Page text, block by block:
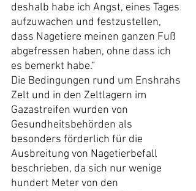
deshalb habe ich Angst, eines Tages
aufzuwachen und festzustellen,
dass Nagetiere meinen ganzen Fuß
abgefressen haben, ohne dass ich
es bemerkt habe.“
Die Bedingungen rund um Enshrahs
Zelt und in den Zeltlagern im
Gazastreifen wurden von
Gesundheitsbehörden als
besonders förderlich für die
Ausbreitung von Nagetierbefall
beschrieben, da sich nur wenige
hundert Meter von den